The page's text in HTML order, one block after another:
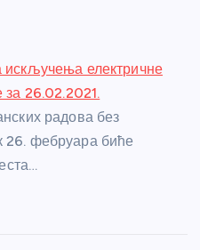
искључења електричне
за 26.02.2021.
радова без
26. фебруара биће